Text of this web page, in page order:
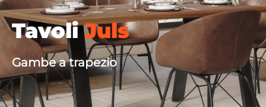
TavoliJuls
Gambe a trapezio